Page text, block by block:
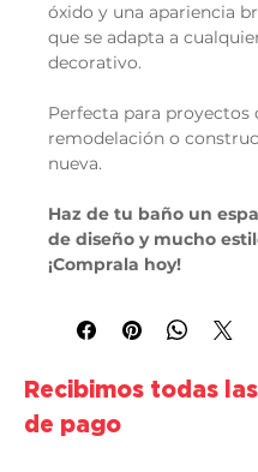
óxido y una apariencia
que se adapta a
decorativo.
Perfecta para proyectos
remodelación o
nueva.
Haz de tu baño un
de diseño y mucho
¡Comprala hoy!
Recibimos todas
de pago